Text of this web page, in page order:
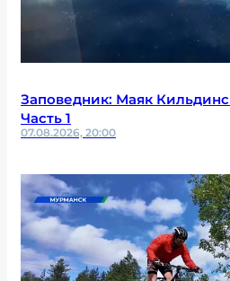
Заповедник: Маяк
Часть 1
07.08.2026, 20:00